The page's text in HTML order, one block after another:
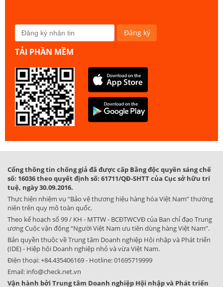
TẢI PHẦN MỀM
Cổng thông tin chống giả đã được cấp Bằng độc quyền sáng chế
số: 16036 theo quyết định số: 61711/QĐ-SHTT của Cục sở hữu trí
tuệ, ngày 30.09.2016.
Thực hiện nhiệm vụ “Bảo vệ thương hiệu hàng hóa Việt Nam” thường
niên trên quy mô toàn quốc.
Theo kế hoạch số 99 / KH - MTTW - BCĐTWCVĐ của Ban chỉ đạo Trung
ương Cuộc vận động “Người Việt Nam ưu tiên dùng hàng Việt Nam”.
Bản quyền thuộc về Trung tâm Doanh nghiệp Hội nhập và Phát triển
(IDE) - Hiệp hội Doanh nghiệp nhỏ và vừa Việt Nam.
Điện thoại:+84.435406169- Hotline:01695719999
Email: info@check.net.vn
Vận hành bởi Trung tâm Doanh nghiệp Hội nhập và Phát triển